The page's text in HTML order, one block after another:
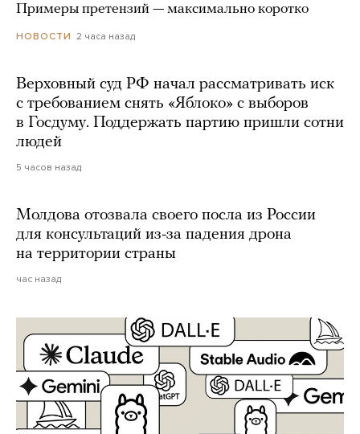
Примеры претензий — максимально коротко
НОВОСТИ 2 часа назад
Верховный суд РФ начал рассматривать иск
с требованием снять «Яблоко» с выборов
в Госдуму. Поддержать партию пришли сотни
людей
5 часов назад
Молдова отозвала своего посла из России
для консультаций из-за падения дрона
на территории страны
час назад